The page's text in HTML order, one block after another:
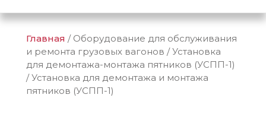
Главная / Оборудование для обслуживания
и ремонта грузовых вагонов /Установка
для демонтажа-монтажа пятников (УСПП-1)
/Установка для демонтажа и монтажа
пятников (УСПП-1)